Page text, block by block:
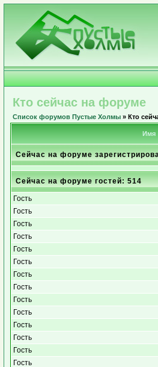
Кто сейчас на форуме
Список форумов Пустые Холмы » Кто
Имя
Сейчас на форуме
Сейчас на форуме гостей: 514
Гость
Гость
Гость
Гость
Гость
Гость
Гость
Гость
Гость
Гость
Гость
Гость
Гость
Гость